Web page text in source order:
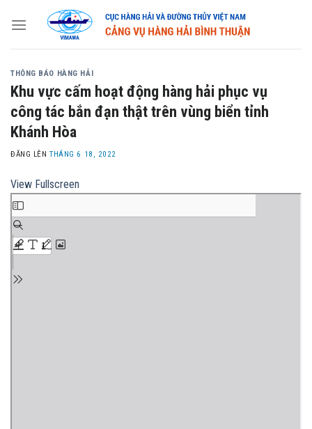
THÔNG BÁO HÀNG HẢI
Khu vực cấm hoạt động hàng hải phục vụ
công tác bắn đạn thật trên vùng biển tỉnh
Khánh Hòa
ĐĂNG LÊNTHÁNG 6 18, 2022
View Fullscreen